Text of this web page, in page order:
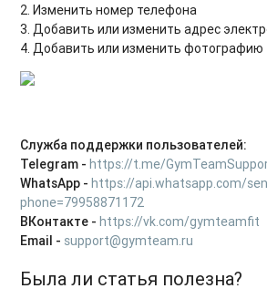
2. Изменить номер телефона
3. Добавить или изменить адрес
4. Добавить или изменить фотографию
Служба поддержки пользователей:
Telegram -https://t.me/
WhatsApp -https://api.whatsapp.com/
phone=79958871172
ВКонтакте -https://vk.com/gymteamfit
Email - support@gymteam.ru
Была ли статья полезна?